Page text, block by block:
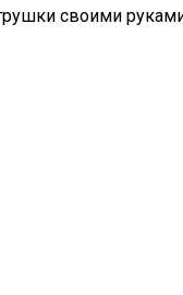
своими